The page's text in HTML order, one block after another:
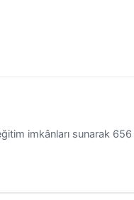
veimkânları sunarak 656